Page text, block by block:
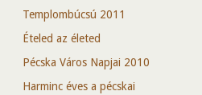
Templombúcsú 2011
Ételed az életed
Pécska Város Napjai 2010
Harminc éves a pécskai